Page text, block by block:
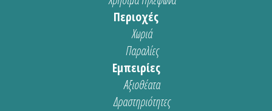
Περιοχές
Χωριά
Παραλίες
Εμπειρίες
Αξιοθέατα
Δραστηριότητες